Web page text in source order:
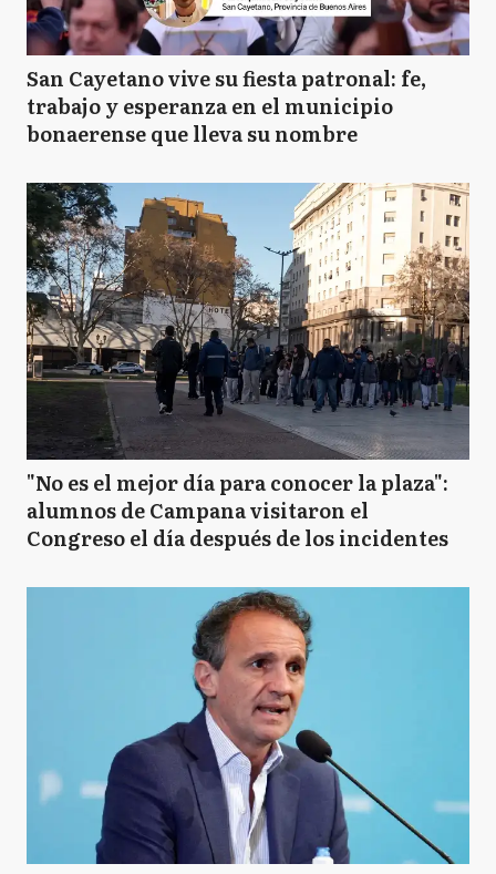
San Cayetano vive su fiesta patronal: fe,
trabajo y esperanza en el municipio
bonaerense que lleva su nombre
"No es el mejor día para conocer la plaza":
alumnos de Campana visitaron el
Congreso el día después de los incidentes